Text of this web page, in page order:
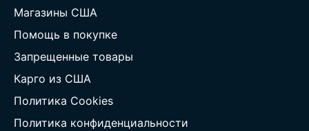
Магазины США
Помощь в покупке
Запрещенные товары
Карго из США
Политика Cookies
Политика конфиденциальности